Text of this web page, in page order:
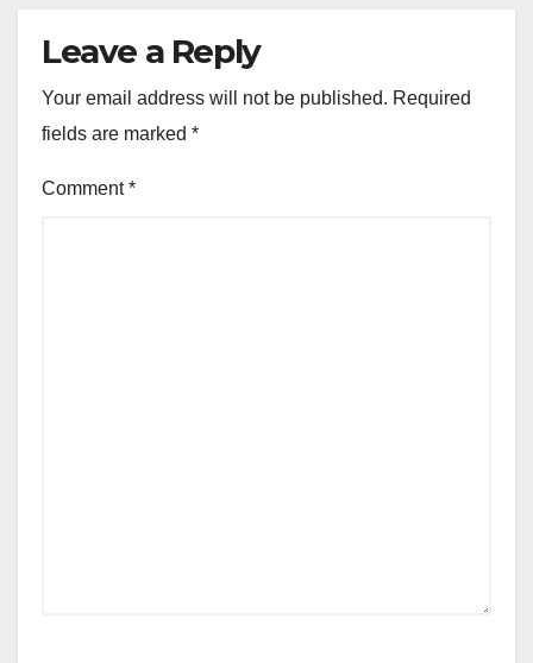
Leave a Reply
Your email address will not be published. Required
fields are marked *
Comment*